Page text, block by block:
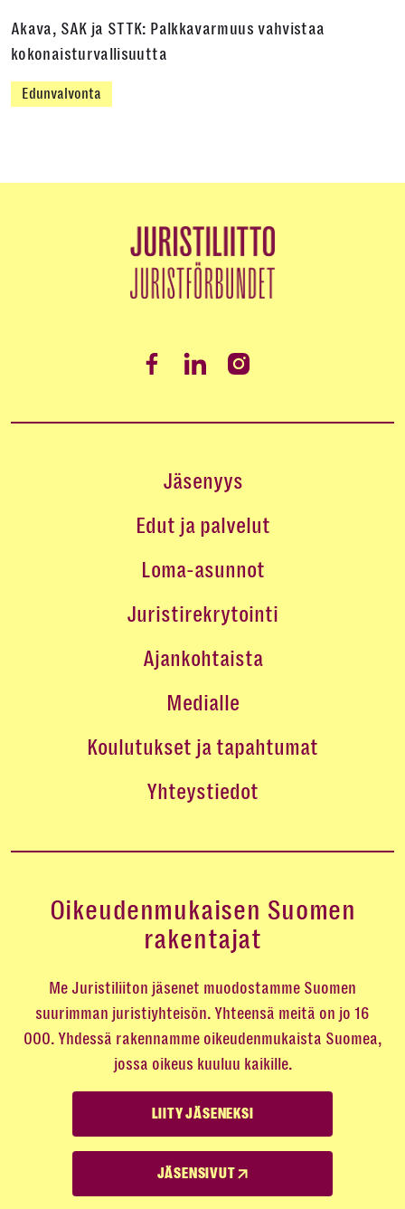
Akava, SAK ja STTK: Palkkavarmuus vahvistaa
kokonaisturvallisuutta
Edunvalvonta
Jäsenyys
Edut ja palvelut
Loma-asunnot
Juristirekrytointi
Ajankohtaista
Medialle
Koulutukset ja tapahtumat
Yhteystiedot
Oikeudenmukaisen Suomen
rakentajat
Me Juristiliiton jäsenet muodostamme Suomen
suurimman juristiyhteisön. Yhteensä meitä on jo 16
000. Yhdessä rakennamme oikeudenmukaista Suomea,
jossa oikeus kuuluu kaikille.
LIITY JÄSENEKSI
JÄSENSIVUT